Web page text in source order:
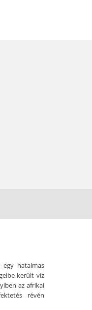
hatalmas
került víz
az afrikai
révén